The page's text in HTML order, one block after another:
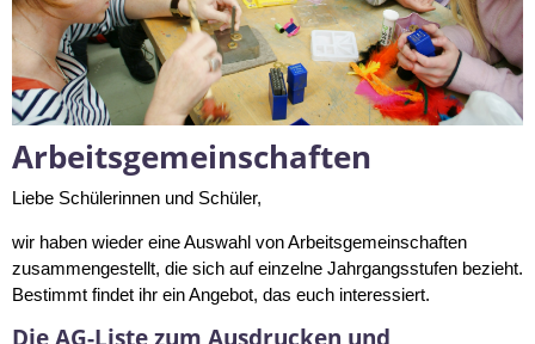
Arbeitsgemeinschaften
Liebe Schülerinnen und Schüler,
wir haben wieder eine Auswahl von Arbeitsgemeinschaften
zusammengestellt, die sich auf einzelne Jahrgangsstufen bezieht.
Bestimmt findet ihr ein Angebot, das euch interessiert.
Die AG-Liste zum Ausdrucken und